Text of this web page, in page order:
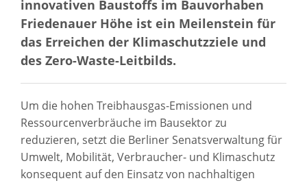
innovativen Baustoffs im Bauvorhaben
Friedenauer Höhe ist ein Meilenstein für
das Erreichen der Klimaschutzziele und
des Zero-Waste-Leitbilds.
Um die hohen Treibhausgas-Emissionen und
Ressourcenverbräuche im Bausektor zu
reduzieren, setzt die Berliner Senatsverwaltung für
Umwelt, Mobilität, Verbraucher- und Klimaschutz
konsequent auf den Einsatz von nachhaltigen